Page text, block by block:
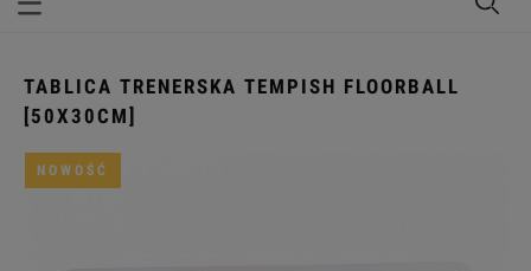
TABLICA TRENERSKA TEMPISH FLOORBALL
[50X30CM]
NOWOŚĆ